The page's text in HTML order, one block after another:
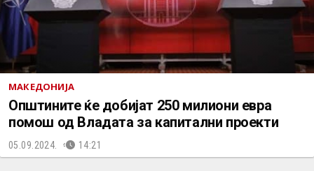
МАКЕДОНИЈА
Општините ќе добијат 250 милиони евра
помош од Владата за капитални проекти
05.09.2024. 14:21